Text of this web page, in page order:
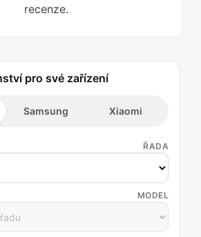
recenze.
pro své zařízení
Samsung Xiaomi
ŘADA
MODEL